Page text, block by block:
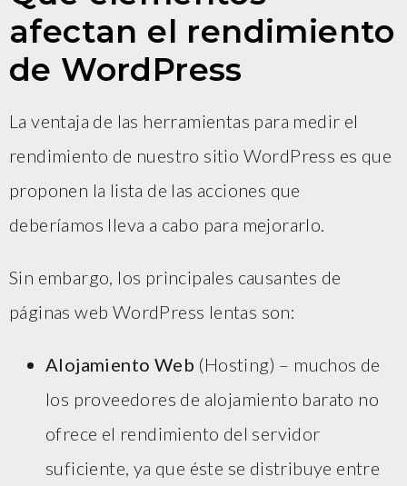
afectan el rendimiento
de WordPress
La ventaja de las herramientas para medir el
rendimiento de nuestro sitio WordPress es que
proponen la lista de las acciones que
deberíamos lleva a cabo para mejorarlo.
Sin embargo, los principales causantes de
páginas web WordPress lentas son:
Alojamiento Web (Hosting) – muchos de
los proveedores de alojamiento barato no
ofrece el rendimiento del servidor
suficiente, ya que éste se distribuye entre